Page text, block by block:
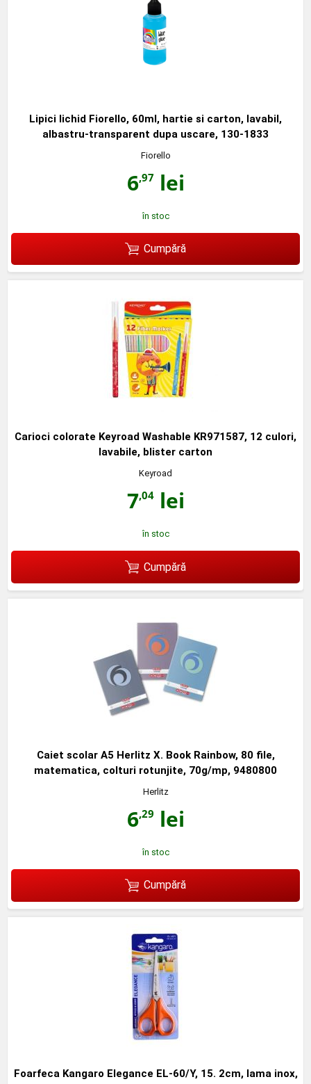
Lipici lichid Fiorello, 60ml, hartie si carton, lavabil,
albastru-transparent dupa uscare, 130-1833
Fiorello
6,97lei
în stoc
Cumpără
Carioci colorate Keyroad Washable KR971587, 12 culori,
lavabile, blister carton
Keyroad
7,04lei
în stoc
Cumpără
Caiet scolar A5 Herlitz X. Book Rainbow, 80 file,
matematica, colturi rotunjite, 70g/mp, 9480800
Herlitz
6,29 lei
în stoc
Cumpără
Foarfeca Kangaro Elegance EL-60/Y, 15. 2cm, lama inox,